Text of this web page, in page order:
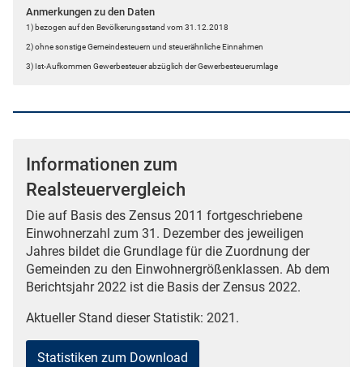
Anmerkungen zu den Daten
1) bezogen auf den Bevölkerungsstand vom 31.12.2018
2) ohne sonstige Gemeindesteuern und steuerähnliche Einnahmen
3) Ist-Aufkommen Gewerbesteuer abzüglich der Gewerbesteuerumlage
Informationen zum
Realsteuervergleich
Die auf Basis des Zensus 2011 fortgeschriebene
Einwohnerzahl zum 31. Dezember des jeweiligen
Jahres bildet die Grundlage für die Zuordnung der
Gemeinden zu den Einwohnergrößenklassen. Ab dem
Berichtsjahr 2022 ist die Basis der Zensus 2022.
Aktueller Stand dieser Statistik: 2021.
Statistiken zum Download